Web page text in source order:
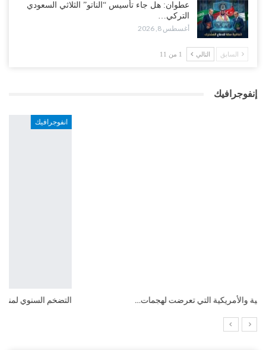
عطوان: هل جاء تأسيس “الناتو” الثلاثي السعودي
التركي…
أغسطس 8, 2026
السابق التالي 1 من 11
إنفوجرافيك
التضخم السنوي لمنطقة اليورو.. “إنفوجرافيك“..!